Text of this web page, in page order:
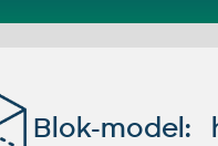
Blok-model: